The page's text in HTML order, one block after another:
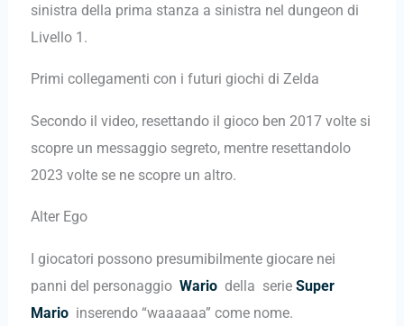
sinistra della prima stanza a sinistra nel dungeon di
Livello 1.
Primi collegamenti con i futuri giochi di Zelda
Secondo il video, resettando il gioco ben 2017 volte si
scopre un messaggio segreto, mentre resettandolo
2023 volte se ne scopre un altro.
Alter Ego
I giocatori possono presumibilmente giocare nei
panni del personaggio Wariodella serie Super
Marioinserendo “waaaaaa” come nome.